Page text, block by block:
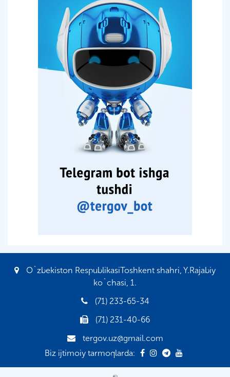
O`zbekiston RespublikasiToshkent shahri, Y.Rajabiy
ko`chasi, 1.
(71) 233-65-34
(71) 231-40-66
tergov.uz@gmail.com
Biz ijtimoiy tarmoqlarda: